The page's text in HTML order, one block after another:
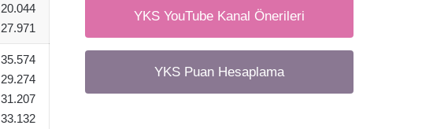
20.044
27.971
35.574
29.274
31.207
33.132
YKS YouTube Kanal Önerileri
YKS Puan Hesaplama